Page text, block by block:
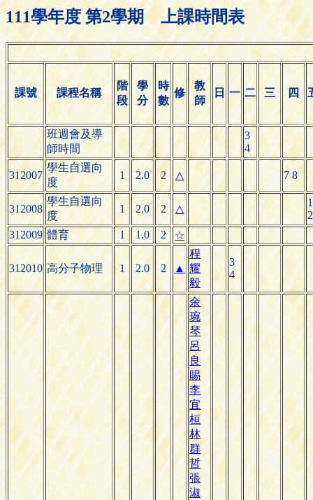
111學年度 第2學期 上課時間表
課號 課程名稱
階
段
學
分
時
數
修
教
師
日 一 二 三 四
班週會及導
師時間
3
4
312007
學生自選向
度
1 2.0 2 △ 7 8
312008
學生自選向
度
1 2.0 2 △
1
2
312009 體育 1 1.0 2 ☆
312010 高分子物理 1 2.0 2 ▲
程
耀
毅
3
4
余
琬
琴
呂
良
賜
李
宜
桓
林
群
哲
張
淑